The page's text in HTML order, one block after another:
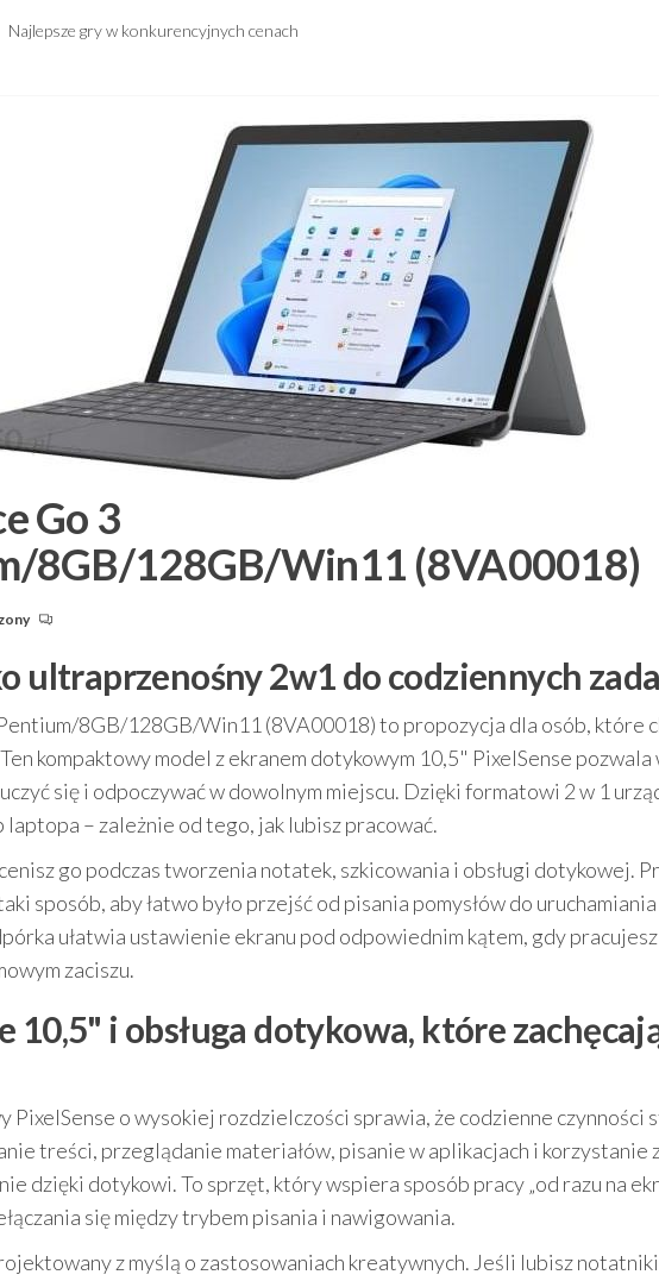
Najlepsze gry w konkurencyjnych cenach
Go 3
8GB/128GB/Win11 (8VA00018)
ultraprzenośny 2w1 do codziennych
8GB/128GB/Win11 (8VA00018) to propozycja dla osób, które
kompaktowy model z ekranem dotykowym 10,5" PixelSense
się i odpoczywać w dowolnym miejscu. Dzięki formatowi 2 w 1
laptopa – zależnie od tego, jak lubisz pracować.
go podczas tworzenia notatek, szkicowania i obsługi dotykowej.
sposób, aby łatwo było przejść od pisania pomysłów do
ułatwia ustawienie ekranu pod odpowiednim kątem, gdy
zaciszu.
10,5" i obsługa dotykowa, które
PixelSense o wysokiej rozdzielczości sprawia, że codzienne czynności
treści, przeglądanie materiałów, pisanie w aplikacjach i korzystanie
dzięki dotykowi. To sprzęt, który wspiera sposób pracy „od razu na
się między trybem pisania i nawigowania.
z myślą o zastosowaniach kreatywnych. Jeśli lubisz